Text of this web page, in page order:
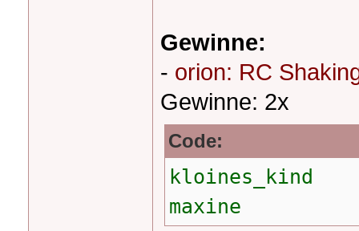
Gewinne:
- orion: RC
Gewinne: 2x
Code:
kloines_kind
maxine